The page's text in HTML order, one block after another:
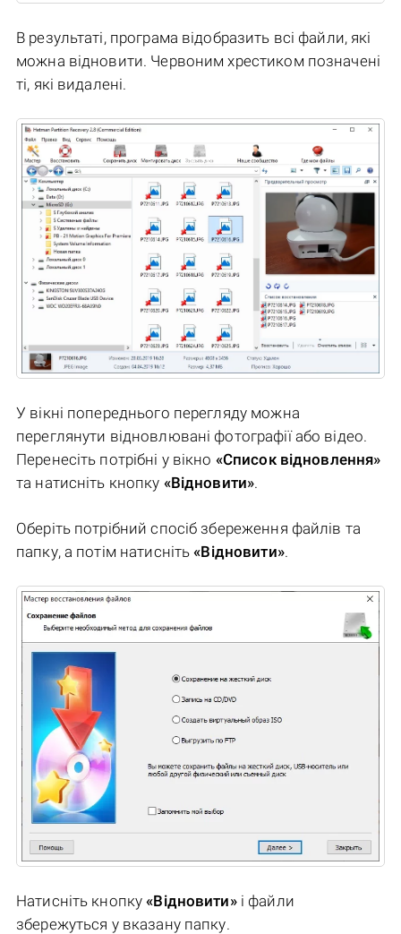
В результаті, програма відобразить всі файли, які
можна відновити. Червоним хрестиком позначені
ті, які видалені.
У вікні попереднього перегляду можна
переглянути відновлювані фотографії або відео.
Перенесіть потрібні у вікно «Список відновлення»
та натисніть кнопку «Відновити».
Оберіть потрібний спосіб збереження файлів та
папку, а потім натисніть«Відновити».
Натисніть кнопку«Відновити»і файли
збережуться у вказану папку.